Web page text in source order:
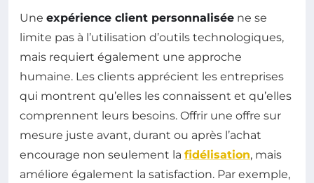
Une expérience client personnalisée ne se
limite pas à l’utilisation d’outils technologiques,
mais requiert également une approche
humaine. Les clients apprécient les entreprises
qui montrent qu’elles les connaissent et qu’elles
comprennent leurs besoins. Offrir une offre sur
mesure juste avant, durant ou après l’achat
encourage non seulement la fidélisation, mais
améliore également la satisfaction. Par exemple,